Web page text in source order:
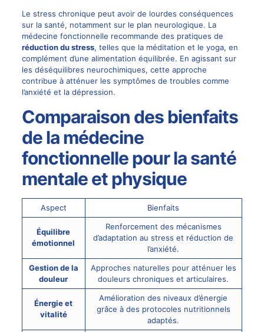
Le stress chronique peut avoir de lourdes conséquences
sur la santé, notamment sur le plan neurologique. La
médecine fonctionnelle recommande des pratiques de
réduction du stress, telles que la méditation et le yoga, en
complément d’une alimentation équilibrée. En agissant sur
les déséquilibres neurochimiques, cette approche
contribue à atténuer les symptômes de troubles comme
l’anxiété et la dépression.
Comparaison des bienfaits
de la médecine
fonctionnelle pour la santé
mentale et physique
Aspect Bienfaits
Équilibre
émotionnel
Renforcement des mécanismes
d’adaptation au stress et réduction de
l’anxiété.
Gestion de la
douleur
Approches naturelles pour atténuer les
douleurs chroniques et articulaires.
Énergie et
vitalité
Amélioration des niveaux d’énergie
grâce à des protocoles nutritionnels
adaptés.